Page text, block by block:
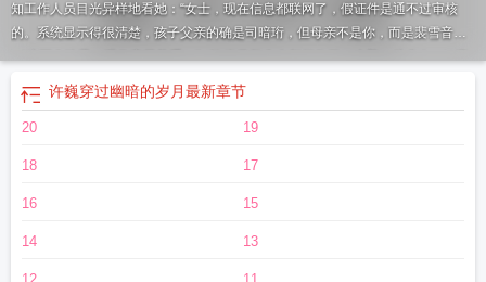
知工作人员目光异样地看她：“女士，现在信息都联网了，假证件是通不过审核
的。系统显示得很清楚，孩子父亲的确是司暗珩，但母亲不是你，而是裴雪音。”
雪音，是她丈夫刻骨铭心的初恋。\n两人隔着司裴两家的血海世仇，早已断了联
系。\n可如今，她十月怀胎，拼死生下的儿女，竟成了丈夫和裴雪音的孩子......\n
这怎么可能？
她穿过幽暗岁月大结局
免费阅读
她穿过幽暗岁月大结局是什么穿过幽暗的岁月什么歌
的岁月
许巍穿过幽暗的岁月最新章节
20 19
18 17
16 15
14 13